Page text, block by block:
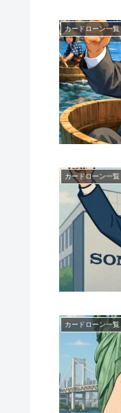
カードローン一覧
カードローン一覧
カードローン一覧